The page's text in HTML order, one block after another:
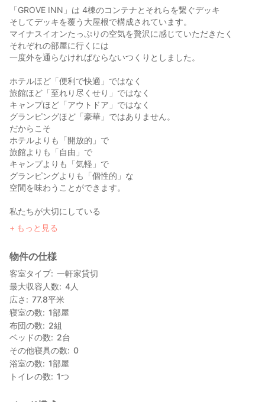
「GROVE INN」は 4棟のコンテナとそれらを繋ぐデッキ
そしてデッキを覆う大屋根で構成されています。
マイナスイオンたっぷりの空気を贅沢に感じていただきたく
それぞれの部屋に行くには
一度外を通らなければならないつくりとしました。
ホテルほど「便利で快適」ではなく
旅館ほど「至れり尽くせり」ではなく
キャンプほど「アウトドア」ではなく
グランピングほど「豪華」ではありません。
だからこそ
ホテルよりも「開放的」で
旅館よりも「自由」で
キャンプよりも「気軽」で
グランピングよりも「個性的」な
空間を味わうことができます。
私たちが大切にしている
モノ・コトを
丁寧に取捨選択した
手間のかかる贅沢を味わい
大人も子どもも元気になって日常生活に戻る
そんな体験をして欲しいという想いから
「GROVE INN」は誕生しました。
私たちが大好きなこの空間で
心地よい景色や時間を
感じていただけると嬉しいです。
尚、下記表記の料金設定の他に平日限定のお得なプランもご用意
しております。
もっと見る
物件の仕様
客室タイプ 一軒家貸切
最大収容人数
4人
広さ
77.8平米
寝室の数
1部屋
布団の数
2組
ベッドの数
2台
その他寝具の数
0
浴室の数
1部屋
トイレの数
1つ